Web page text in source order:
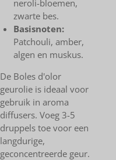
neroli-bloemen,
zwarte bes.
Basisnoten:
Patchouli, amber,
algen en muskus.
De Boles d'olor
geurolie is ideaal voor
gebruik in aroma
diffusers. Voeg 3-5
druppels toe voor een
langdurige,
geconcentreerde geur.